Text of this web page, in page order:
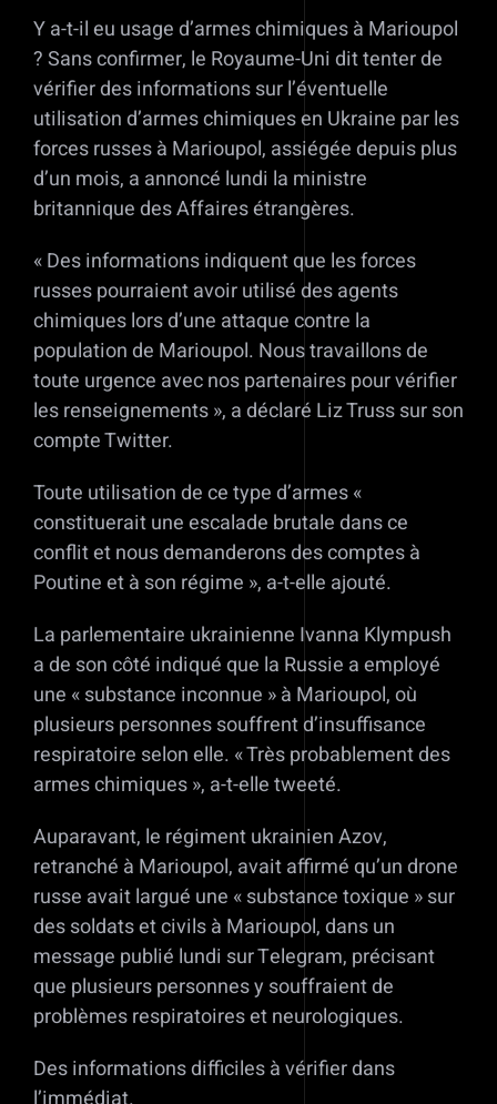
Y a-t-il eu usage d’armes chimiques à Marioupol
? Sans confirmer, le Royaume-Uni dit tenter de
vérifier des informations sur l’éventuelle
utilisation d’armes chimiques en Ukraine par les
forces russes à Marioupol, assiégée depuis plus
d’un mois, a annoncé lundi la ministre
britannique des Affaires étrangères.
« Des informations indiquent que les forces
russes pourraient avoir utilisé des agents
chimiques lors d’une attaque contre la
population de Marioupol. Nous travaillons de
toute urgence avec nos partenaires pour vérifier
les renseignements », a déclaré Liz Truss sur son
compte Twitter.
Toute utilisation de ce type d’armes «
constituerait une escalade brutale dans ce
conflit et nous demanderons des comptes à
Poutine et à son régime », a-t-elle ajouté.
La parlementaire ukrainienne Ivanna Klympush
a de son côté indiqué que la Russie a employé
une « substance inconnue » à Marioupol, où
plusieurs personnes souffrent d’insuffisance
respiratoire selon elle. « Très probablement des
armes chimiques », a-t-elle tweeté.
Auparavant, le régiment ukrainien Azov,
retranché à Marioupol, avait affirmé qu’un drone
russe avait largué une « substance toxique » sur
des soldats et civils à Marioupol, dans un
message publié lundi sur Telegram, précisant
que plusieurs personnes y souffraient de
problèmes respiratoires et neurologiques.
Des informations difficiles à vérifier dans